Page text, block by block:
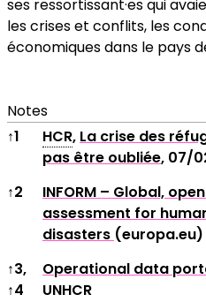
ses ressortissant·es qui
les crises et conflits, les
économiques dans le pays
Notes
Notes
↑1 HCR, La crise des
pas être oubliée, 07/
↑2
INFORM – Global,
assessment for
disasters (europa.eu)
↑3,
↑4
Operational data
UNHCR